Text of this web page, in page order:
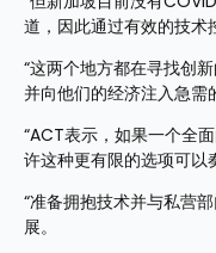
道，因此通过有效的技术
“这两个地方都在寻找创
并向他们的经济注入急需
“ACT表示，如果一个全
许这种更有限的选项可以
“准备拥抱技术并与私营
展。